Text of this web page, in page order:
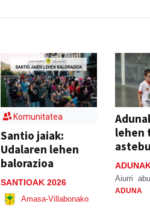
Komunitatea
Santio jaiak:
Udalaren lehen
balorazioa
SANTIOAK 2026
Amasa-Villabonako
lehen
Aiurri
ADUNA